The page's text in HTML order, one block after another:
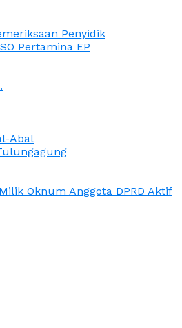
Penyidik
Pertamina EP
Abal
Oknum Anggota DPRD Aktif